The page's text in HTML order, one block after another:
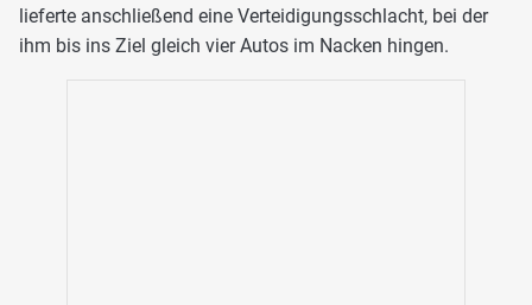
lieferte anschließend eine Verteidigungsschlacht, bei der
ihm bis ins Ziel gleich vier Autos im Nacken hingen.